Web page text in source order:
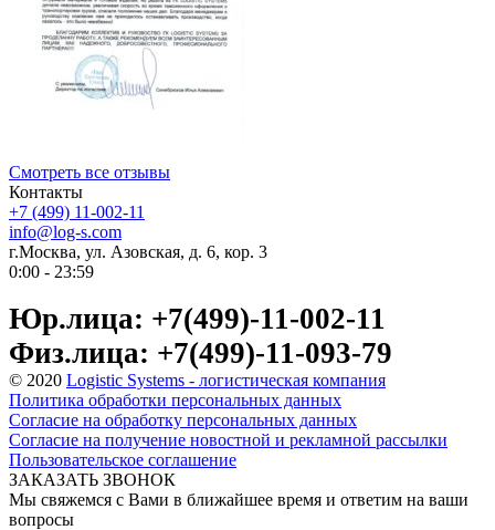
Смотреть все отзывы
Контакты
+7 (499) 11-002-11
info@log-s.com
г.Москва, ул. Азовская, д. 6, кор. 3
0:00 - 23:59
Юр.лица: +7(499)-11-002-11
Физ.лица: +7(499)-11-093-79
© 2020 Logistic Systems - логистическая компания
Политика обработки персональных данных
Согласие на обработку персональных данных
Согласие на получение новостной и рекламной рассылки
Пользовательское соглашение
ЗАКАЗАТЬ ЗВОНОК
Мы свяжемся с Вами в ближайшее время и ответим на ваши
вопросы